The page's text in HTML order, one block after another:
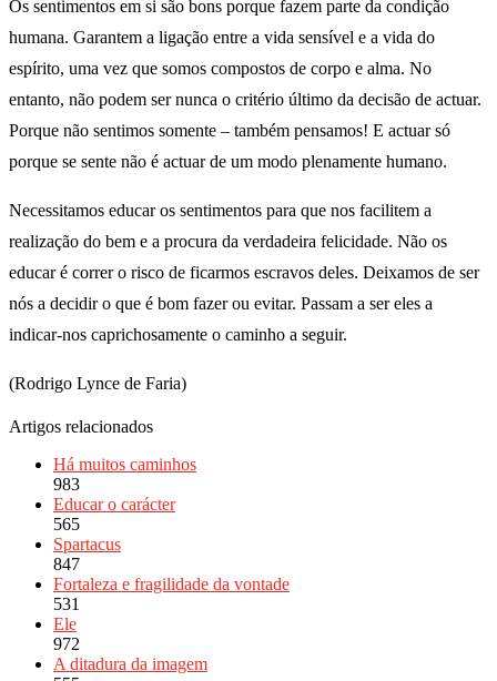
Os sentimentos em si são bons porque fazem parte da condição
humana. Garantem a ligação entre a vida sensível e a vida do
espírito, uma vez que somos compostos de corpo e alma. No
entanto, não podem ser nunca o critério último da decisão de actuar.
Porque não sentimos somente – também pensamos! E actuar só
porque se sente não é actuar de um modo plenamente humano.
Necessitamos educar os sentimentos para que nos facilitem a
realização do bem e a procura da verdadeira felicidade. Não os
educar é correr o risco de ficarmos escravos deles. Deixamos de ser
nós a decidir o que é bom fazer ou evitar. Passam a ser eles a
indicar-nos caprichosamente o caminho a seguir.
(Rodrigo Lynce de Faria)
Artigos relacionados
Há muitos caminhos
983
Educar o carácter
565
Spartacus
847
Fortaleza e fragilidade da vontade
531
Ele
972
A ditadura da imagem